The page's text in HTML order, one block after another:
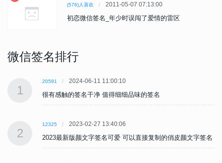
(576)人喜欢 2011-05-07 07:13:00
初恋微信签名_年少时误闯了爱情的雷区
微信签名排行
1
20591 2024-06-11 11:00:10
很有感触的签名干净 值得细细品味的签名
2
12325 2023-02-27 13:40:06
2023最新版颜文字签名可爱 可以直接复制的俏皮颜文字签名